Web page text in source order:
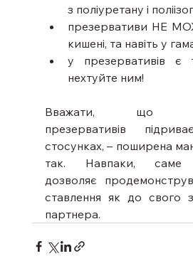
з поліуретану і
презервативи НЕ
кишені, та навіть у
у презервативів є
нехтуйте ним!
Вважати, що
презервативів
стосунках, – поширена
так. Навпаки, саме
дозволяє
ставлення як до свого
партнера.